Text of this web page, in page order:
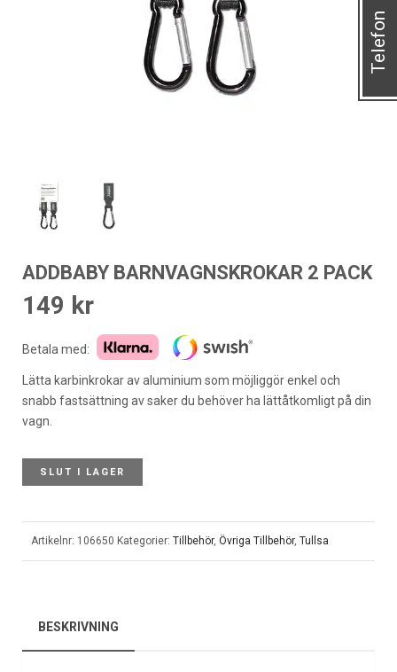
ADDBABY BARNVAGNSKROKAR 2 PACK
149 kr
Betala med:
Lätta karbinkrokar av aluminium som möjliggör enkel och
snabb fastsättning av saker du behöver ha lättåtkomligt på din
vagn.
SLUT I LAGER
Artikelnr: 106650 Kategorier: Tillbehör, Övriga Tillbehör, Tullsa
BESKRIVNING
Telefon